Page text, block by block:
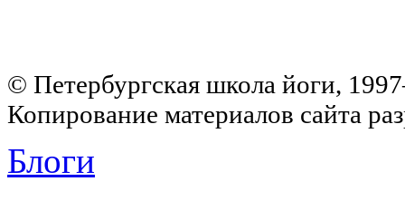
© Петербургская школа йоги,
Копирование материалов сайта
Блоги